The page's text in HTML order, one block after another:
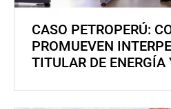
CASO PETROPERÚ:
PROMUEVEN
TITULAR DE